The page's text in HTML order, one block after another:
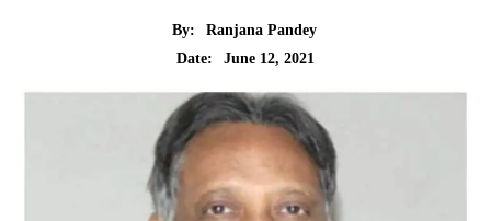
By:
Ranjana Pandey
Date:
June 12, 2021